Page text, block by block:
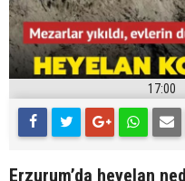
17:00
Erzurum’da heyelan